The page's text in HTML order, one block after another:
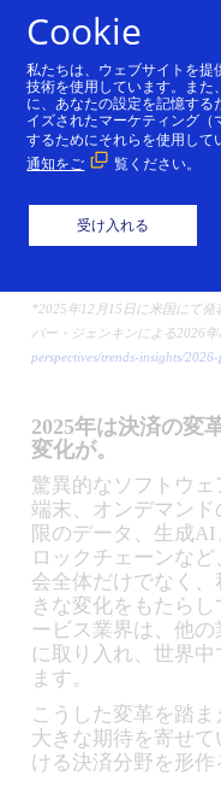
AIショッ
ーブルコ
で： 2026
済に関す
*2025年12月15日に米国にて発
バー・ジェンキンによる2026
perspectives/trends-insights/
2025年は決済の変
変化が。
驚異的なソフトウ
端末、オンデマン
限のデータ、生成
ロックチェーンな
会全体だけでなく
きな変化をもたら
ービス業界は、他
に取り入れ、世界
ます。
こうした変革を踏
大きな期待を寄せ
ける決済分野を形作
Cookie
私たちは、ウェブサイトを
技術を使用しています。また
に、あなたの設定を記憶す
イズされたマーケティング
するためにそれらを使用し
通知をご
覧ください。
受け入れる